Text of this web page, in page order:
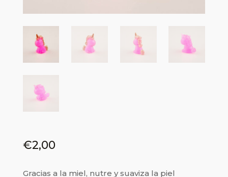
€2,00
Gracias a la miel, nutre y suaviza la piel